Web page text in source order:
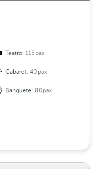
Teatro:115pax
Cabaret:40pax
Banquete:80pax